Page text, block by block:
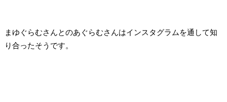
まゆぐらむさんとのあぐらむさんはインスタグラムを通して知
り合ったそうです。